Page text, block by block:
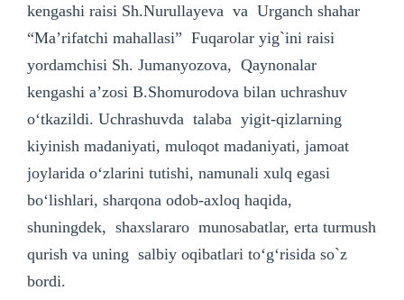
kengashi raisi Sh.Nurullayeva va Urganch shahar
“Ma’rifatchi mahallasi” Fuqarolar yig`ini raisi
yordamchisi Sh. Jumanyozova, Qaynonalar
kengashi a’zosi B.Shomurodova bilan uchrashuv
o‘tkazildi. Uchrashuvda talaba yigit-qizlarning
kiyinish madaniyati, muloqot madaniyati, jamoat
joylarida o‘zlarini tutishi, namunali xulq egasi
bo‘lishlari, sharqona odob-axloq haqida,
shuningdek, shaxslararo munosabatlar, erta turmush
qurish va uning salbiy oqibatlari to‘g‘risida so`z
bordi.